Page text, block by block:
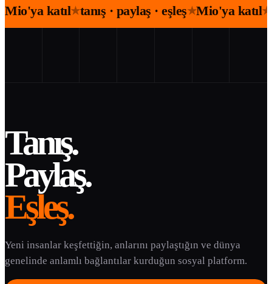
Mio'ya katıl★tanış · paylaş · eşleş★Mio'ya katıl★
Tanış.
Paylaş.
Eşleş.
Yeni insanlar keşfettiğin, anlarını paylaştığın ve dünya
genelinde anlamlı bağlantılar kurduğun sosyal platform.